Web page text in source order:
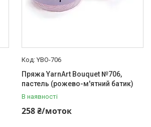
YBO-706
Пряжа YarnArt Bouquet №706,
пастель (рожево-м'ятний батик)
В наявності
258 ₴/моток